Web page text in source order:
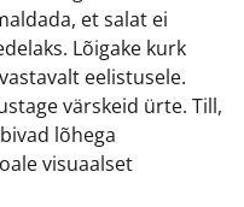
et salat ei
Lõigake kurk
eelistusele.
värskeid ürte. Till,
lõhega
visuaalset